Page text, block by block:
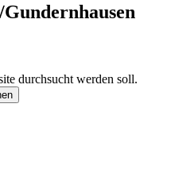
durchsucht werden soll.